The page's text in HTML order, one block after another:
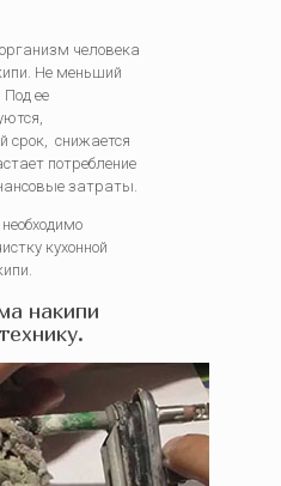
человека
Не меньший
Под ее
срок, снижается
потребление
затраты.
кухонной
накипи